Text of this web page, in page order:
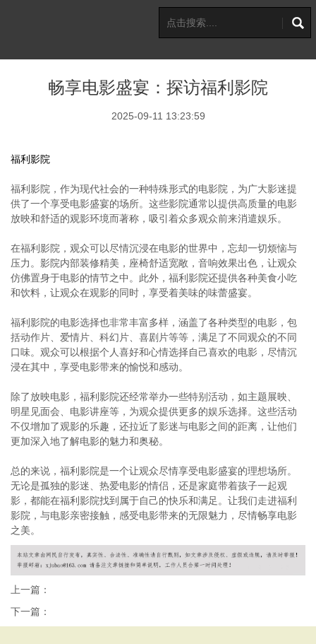
畅享电影盛宴：探访福利影院
2025-09-11 13:23:59
福利影院
福利影院，作为现代社会的一种特殊形式的电影院，为广大影迷提
供了一个享受电影盛宴的场所。这些影院通常以提供高质量的电影
放映和舒适的观影环境而著称，吸引着众多观众前来消遣娱乐。
在福利影院，观众可以尽情沉浸在电影的世界中，忘却一切烦恼与
压力。影院内部装修精美，座椅舒适宽敞，音响效果出色，让观众
仿佛置身于电影的情节之中。此外，福利影院还提供各种美食小吃
和饮料，让观众在观影的同时，享受着美味的味蕾盛宴。
福利影院的电影选择也非常丰富多样，涵盖了各种类型的电影，包
括动作片、爱情片、科幻片、喜剧片等等，满足了不同观众的不同
口味。观众可以根据个人喜好和心情选择自己喜欢的电影，尽情沉
浸在其中，享受电影带来的愉悦和感动。
除了放映电影，福利影院还经常举办一些特别活动，如主题展映、
明星见面会、电影讲座等，为观众提供更多的娱乐选择。这些活动
不仅增加了观影的乐趣，还拉近了影迷与电影之间的距离，让他们
更加深入地了解电影的魅力和奥秘。
总的来说，福利影院是一个让观众尽情享受电影盛宴的理想场所。
无论是孤独的影迷、热爱电影的情侣，还是家庭带着孩子一起观
影，都能在福利影院找到属于自己的快乐和满足。让我们走进福利
影院，与电影亲密接触，感受电影带来的无限魅力，尽情畅享电影
之美。
上一篇：
下一篇：